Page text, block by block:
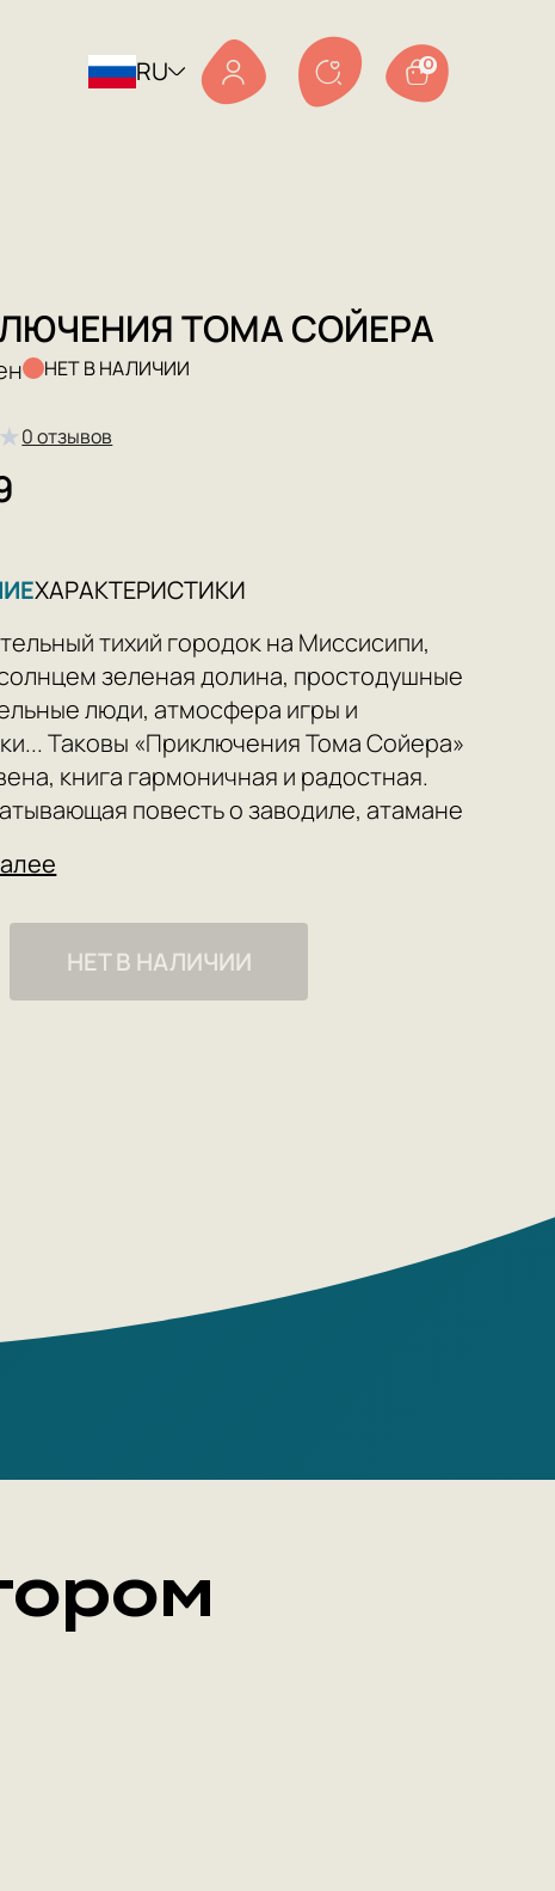
RU 0
ТОМА СОЙЕРА
НЕТ В НАЛИЧИИ
★0 отзывов
ХАРАКТЕРИСТИКИ
тихий городок на Миссисипи,
зеленая долина, простодушные
люди, атмосфера игры и
Таковы «Приключения Тома Сойера»
книга гармоничная и радостная.
повесть о заводиле, атамане
Гекльберри Финне почти сразу
уверял, что его книга «вовсе не для
нет. Она заинтересует только взрослого
Она и написана для взрослых». Не
свободу и счастье — в школе и в церкви;
острове Джексона, будучи
на судебном заседании, когда нужно
в страшном заброшенном
НЕТ В НАЛИЧИИ